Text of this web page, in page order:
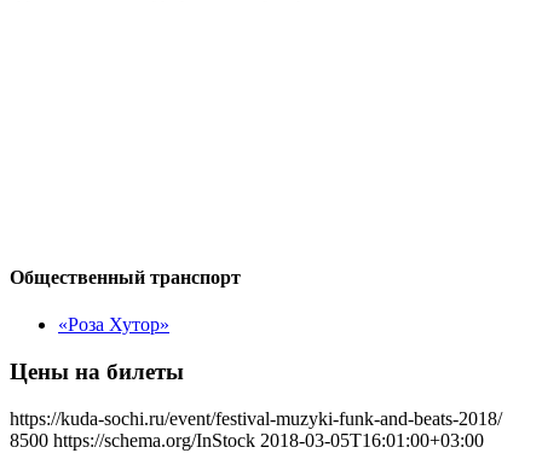
Общественный транспорт
«Роза Хутор»
Цены на билеты
https://kuda-sochi.ru/event/festival-muzyki-funk-and-beats-2018/
8500 https://schema.org/InStock 2018-03-05T16:01:00+03:00